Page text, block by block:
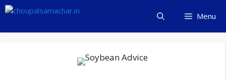
Skip
content
Menu